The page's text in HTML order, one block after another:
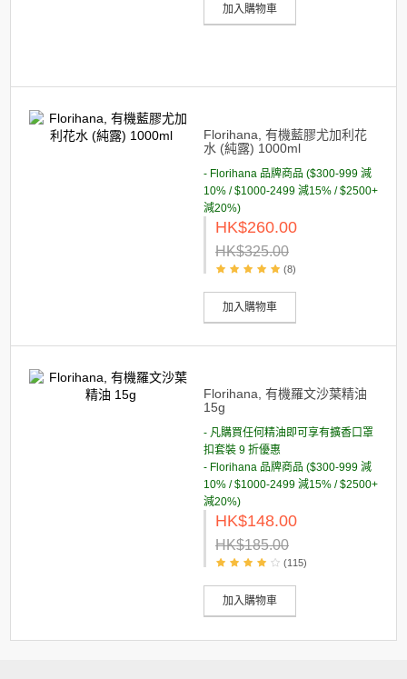
加入購物車
Florihana, 有機藍膠尤加利花
水 (純露) 1000ml
- Florihana 品牌商品 ($300-999 減
10% / $1000-2499 減15% / $2500+
減20%)
HK$260.00
HK$325.00
(8)
加入購物車
Florihana, 有機羅文沙葉精油
15g
- 凡購買任何精油即可享有擴香口罩
扣套裝 9 折優惠
- Florihana 品牌商品 ($300-999 減
10% / $1000-2499 減15% / $2500+
減20%)
HK$148.00
HK$185.00
(115)
加入購物車